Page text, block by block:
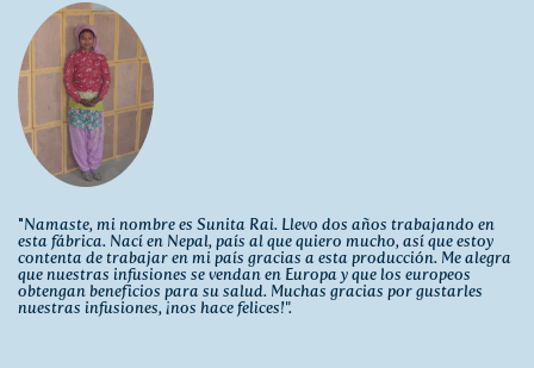
"Namaste, mi nombre es Sunita Rai. Llevo dos años trabajando en
esta fábrica. Nací en Nepal, país al que quiero mucho, así que estoy
contenta de trabajar en mi país gracias a esta producción. Me alegra
que nuestras infusiones se vendan en Europa y que los europeos
obtengan beneficios para su salud. Muchas gracias por gustarles
nuestras infusiones, ¡nos hace felices!".